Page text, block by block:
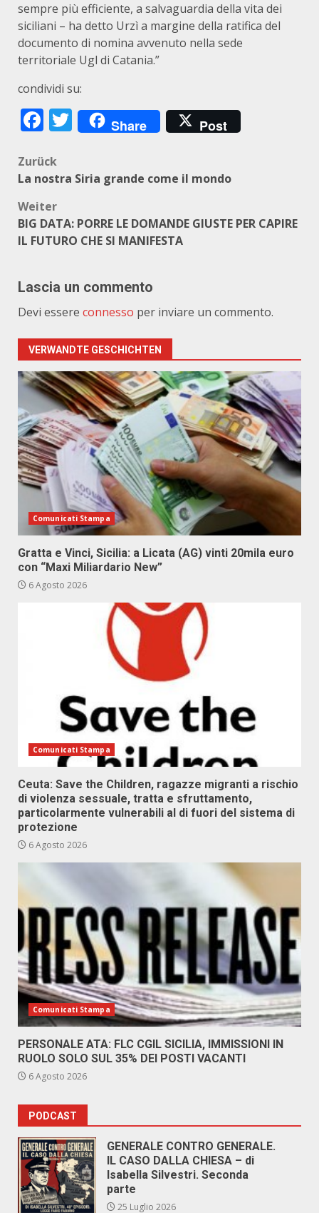
sempre più efficiente, a salvaguardia della vita dei
siciliani – ha detto Urzì a margine della ratifica del
documento di nomina avvenuto nella sede
territoriale Ugl di Catania.”
condividi su:
Facebook
Twitter
Share Post
Beitragsnavigation
Zurück
La nostra Siria grande come il mondo
Weiter
BIG DATA: PORRE LE DOMANDE GIUSTE PER CAPIRE
IL FUTURO CHE SI MANIFESTA
Lascia un commento
Devi essere connesso per inviare un commento.
VERWANDTE GESCHICHTEN
Comunicati Stampa
Gratta e Vinci, Sicilia: a Licata (AG) vinti 20mila euro
con “Maxi Miliardario New”
6 Agosto 2026
Comunicati Stampa
Ceuta: Save the Children, ragazze migranti a rischio
di violenza sessuale, tratta e sfruttamento,
particolarmente vulnerabili al di fuori del sistema di
protezione
6 Agosto 2026
Comunicati Stampa
PERSONALE ATA: FLC CGIL SICILIA, IMMISSIONI IN
RUOLO SOLO SUL 35% DEI POSTI VACANTI
6 Agosto 2026
PODCAST
GENERALE CONTRO GENERALE.
IL CASO DALLA CHIESA – di
Isabella Silvestri. Seconda
parte
25 Luglio 2026